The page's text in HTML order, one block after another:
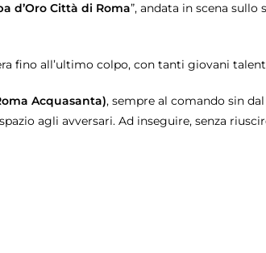
d’Oro Città di Roma”, andata in scena
fino all’ultimo colpo, con tanti giovani
Acquasanta), sempre al comando sin
agli avversari. Ad inseguire, senza